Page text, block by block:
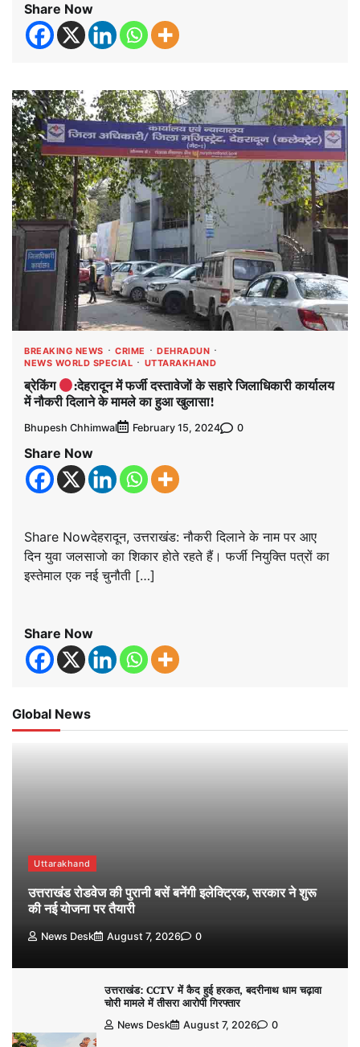
Share Now
BREAKING NEWS CRIME
DEHRADUN
NEWS WORLD SPECIAL
UTTARAKHAND
ब्रेकिंग
:देहरादून में फर्जी दस्तावेजों के सहारे जिलाधिकारी कार्यालय
में नौकरी दिलाने के मामले का हुआ खुलासा!
Bhupesh Chhimwal February 15, 2024 0
Share Now
Share Nowदेहरादून, उत्तराखंड: नौकरी दिलाने के नाम पर आए
दिन युवा जलसाजो का शिकार होते रहते हैं। फर्जी नियुक्ति पत्रों का
इस्तेमाल एक नई चुनौती […]
Share Now
Global News
Uttarakhand
उत्तराखंड रोडवेज की पुरानी बसें बनेंगी इलेक्ट्रिक, सरकार ने शुरू
की नई योजना पर तैयारी
News Desk August 7, 2026 0
उत्तराखंड: CCTV में कैद हुई हरकत, बदरीनाथ धाम चढ़ावा
चोरी मामले में तीसरा आरोपी गिरफ्तार
News Desk August 7, 2026 0